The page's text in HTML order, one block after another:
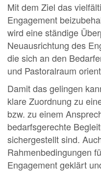
Mit dem Ziel das
Engagement
wird eine ständige
Neuausrichtung des
die sich an den
und Pastoralraum
Damit das gelingen
klare Zuordnung zu
bzw. zu einem
bedarfsgerechte
sichergestellt sind.
Rahmenbedingungen
Engagement geklärt